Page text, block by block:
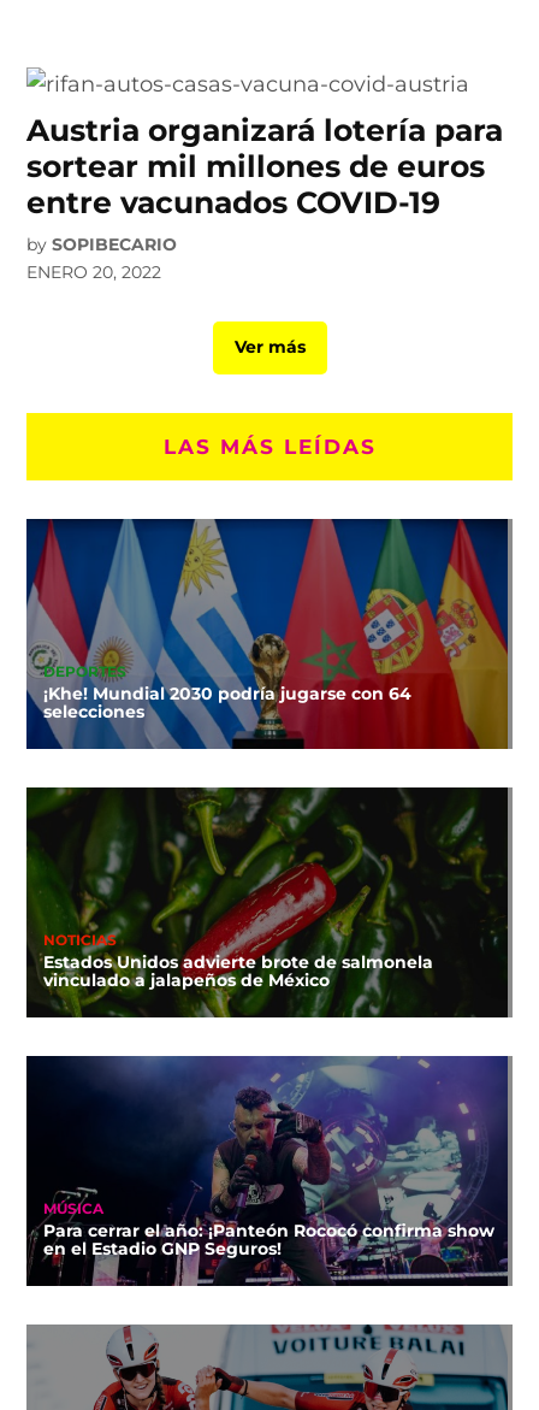
Austria organizará lotería para
sortear mil millones de euros
entre vacunados COVID-19
by SOPIBECARIO
ENERO 20, 2022
Ver más
LAS MÁS LEÍDAS
DEPORTES
¡Khe! Mundial 2030 podría jugarse con 64
selecciones
NOTICIAS
Estados Unidos advierte brote de salmonela
vinculado a jalapeños de México
MÚSICA
Para cerrar el año: ¡Panteón Rococó confirma show
en el Estadio GNP Seguros!